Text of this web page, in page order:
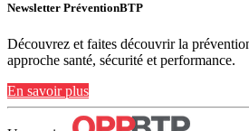
Newsletter PréventionBTP
Découvrez et faites découvrir la
approche santé, sécurité et performance.
En savoir plus